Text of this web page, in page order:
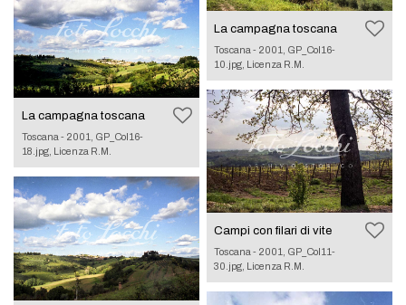
La campagna toscana
Toscana - 2001, GP_Col16-
18.jpg, Licenza R.M.
La campagna toscana
Toscana - 2001, GP_Col16-
10.jpg, Licenza R.M.
Campi con filari di vite
Toscana - 2001, GP_Col11-
30.jpg, Licenza R.M.